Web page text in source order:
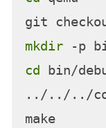
mkdir
cd bin/
../../../
make